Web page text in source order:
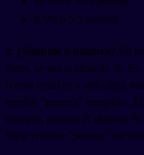
0.5% o 0.5 percent
2. ¿Símbolo o palabra? En
datos, se usa el símbolo %.
(como ensayos o artículos),
escribir "percent" completo.
ejemplo, permite el símbolo
Style prefiere "percent" escrito.